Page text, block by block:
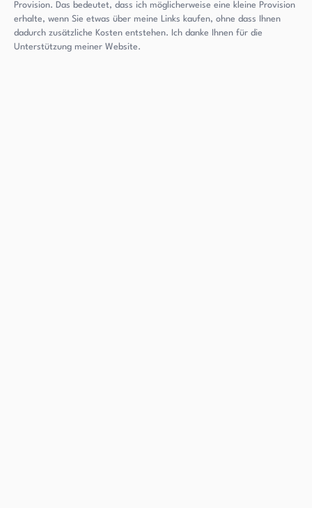
Provision. Das bedeutet, dass ich möglicherweise eine kleine Provision
erhalte, wenn Sie etwas über meine Links kaufen, ohne dass Ihnen
dadurch zusätzliche Kosten entstehen. Ich danke Ihnen für die
Unterstützung meiner Website.